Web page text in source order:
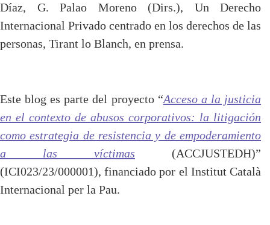
Díaz, G. Palao Moreno (Dirs.), Un Derecho
Internacional Privado centrado en los derechos de las
personas, Tirant lo Blanch, en prensa.
Este blog es parte del proyecto “Acceso a la justicia
en el contexto de abusos corporativos: la litigación
como estrategia de resistencia y de empoderamiento
a las víctimas (ACCJUSTEDH)”
(ICI023/23/000001), financiado por el Institut Català
Internacional per la Pau.